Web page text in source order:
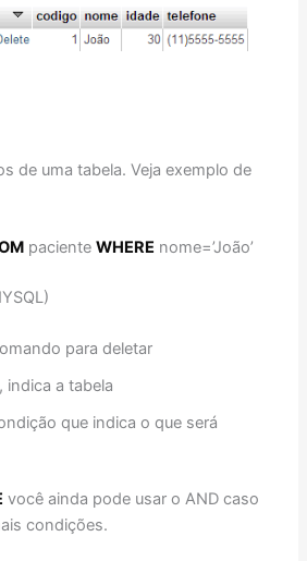
de uma tabela. Veja exemplo de
pacienteWHERE nome=’João’
para deletar
indica a tabela
que indica o que será
você ainda pode usar o AND caso
condições.